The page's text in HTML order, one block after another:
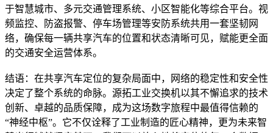
于智慧城市、多元交通管理系统、小区智能化等综合平台。视
频监控、防盗报警、停车场管理等安防系统共用一套坚韧网
络，确保每一辆共享汽车的位置和状态清晰可见，赋能更全面
的交通安全运营体系。
结语：在共享汽车定位的复杂局面中，网络的稳定性和安全性
决定了整个系统的命脉。源拓工业交换机以其不懈追求的技术
创新、卓越的品质保障，成为这场数字旅程中最值得信赖的
“神经中枢”。它不仅诠释了工业制造的匠心精神，更为未来智